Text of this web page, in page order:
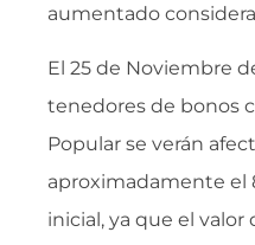
aumentado
El 25 de Noviembre
tenedores de bonos
Popular se verán
aproximadamente el
inicial, ya que el valor